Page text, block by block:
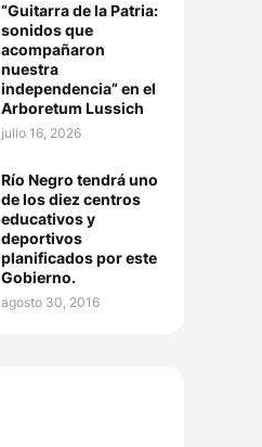
“Guitarra de la Patria:
sonidos que
acompañaron
nuestra
independencia” en el
Arboretum Lussich
julio 16, 2026
Río Negro tendrá uno
de los diez centros
educativos y
deportivos
planificados por este
Gobierno.
agosto 30, 2016